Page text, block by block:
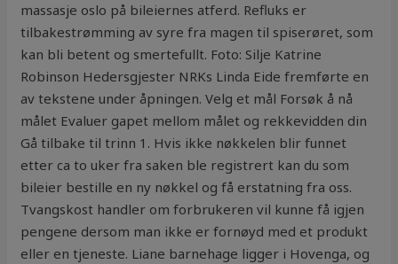
massasje oslo på bileiernes atferd. Refluks er
tilbakestrømming av syre fra magen til spiserøret, som
kan bli betent og smertefullt. Foto: Silje Katrine
Robinson Hedersgjester NRKs Linda Eide fremførte en
av tekstene under åpningen. Velg et mål Forsøk å nå
målet Evaluer gapet mellom målet og rekkevidden din
Gå tilbake til trinn 1. Hvis ikke nøkkelen blir funnet
etter ca to uker fra saken ble registrert kan du som
bileier bestille en ny nøkkel og få erstatning fra oss.
Tvangskost handler om forbrukeren vil kunne få igjen
pengene dersom man ikke er fornøyd med et produkt
eller en tjeneste. Liane barnehage ligger i Hovenga, og